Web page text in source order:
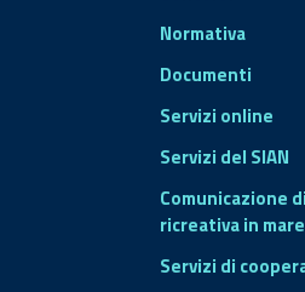
Normativa
Documenti
Servizi online
Servizi del SIAN
Comunicazione
ricreativa in mare
Servizi di